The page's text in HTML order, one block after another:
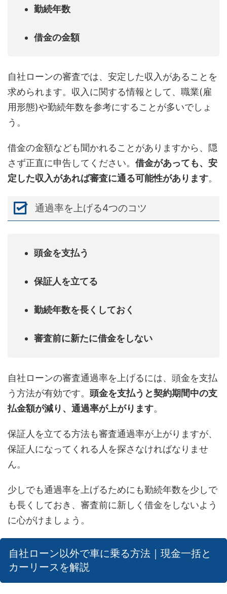
勤続年数
借金の金額
自社ローンの審査では、安定した収入があることを
求められます。収入に関する情報として、職業(雇
用形態)や勤続年数を参考にすることが多いでしょ
う。
借金の金額なども聞かれることがありますから、隠
さず正直に申告してください。 借金があっても、安
定した収入があれば審査に通る可能性があります。
通過率を上げる4つのコツ
頭金を支払う
保証人を立てる
勤続年数を長くしておく
審査前に新たに借金をしない
自社ローンの審査通過率を上げるには、頭金を支払
う方法が有効です。 頭金を支払うと契約期間中の支
払金額が減り、通過率が上がります。
保証人を立てる方法も審査通過率が上がりますが、
保証人になってくれる人を探さなければなりませ
ん。
少しでも通過率を上げるためにも勤続年数を少しで
も長くしておき、審査前に新しく借金をしないよう
に心がけましょう。
自社ローン以外で車に乗る方法｜現金一括と
カーリースを解説